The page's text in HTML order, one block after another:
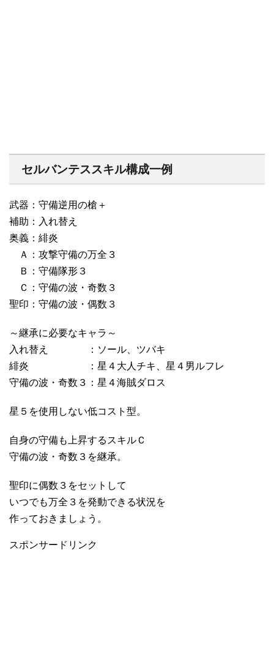
セルバンテススキル構成一例
武器：守備逆用の槍＋
補助：入れ替え
奥義：緋炎
Ａ：攻撃守備の万全３
Ｂ：守備隊形３
Ｃ：守備の波・奇数３
聖印：守備の波・偶数３
～継承に必要なキャラ～
入れ替え ：ソール、ツバキ
緋炎 ：星４大人チキ、星４男ルフレ
守備の波・奇数３：星４海賊ダロス
星５を使用しない低コスト型。
自身の守備も上昇するスキルＣ
守備の波・奇数３を継承。
聖印に偶数３をセットして
いつでも万全３を発動できる状況を
作っておきましょう。
スポンサードリンク